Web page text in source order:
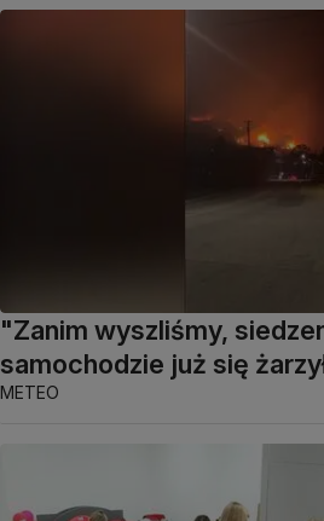
"Zanim wyszliśmy,
samochodzie już się
METEO